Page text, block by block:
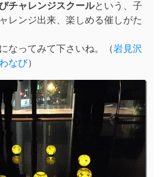
チャレンジスクールという、子
レンジ出来、楽しめる催しがた
なってみて下さいね。（岩見沢
なび）